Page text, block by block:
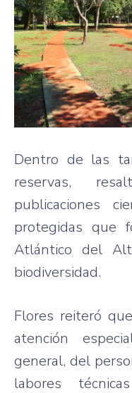
Dentro de las
reservas,
publicaciones
protegidas que
Atlántico del
biodiversidad.
Flores reiteró
atención
general, del
labores